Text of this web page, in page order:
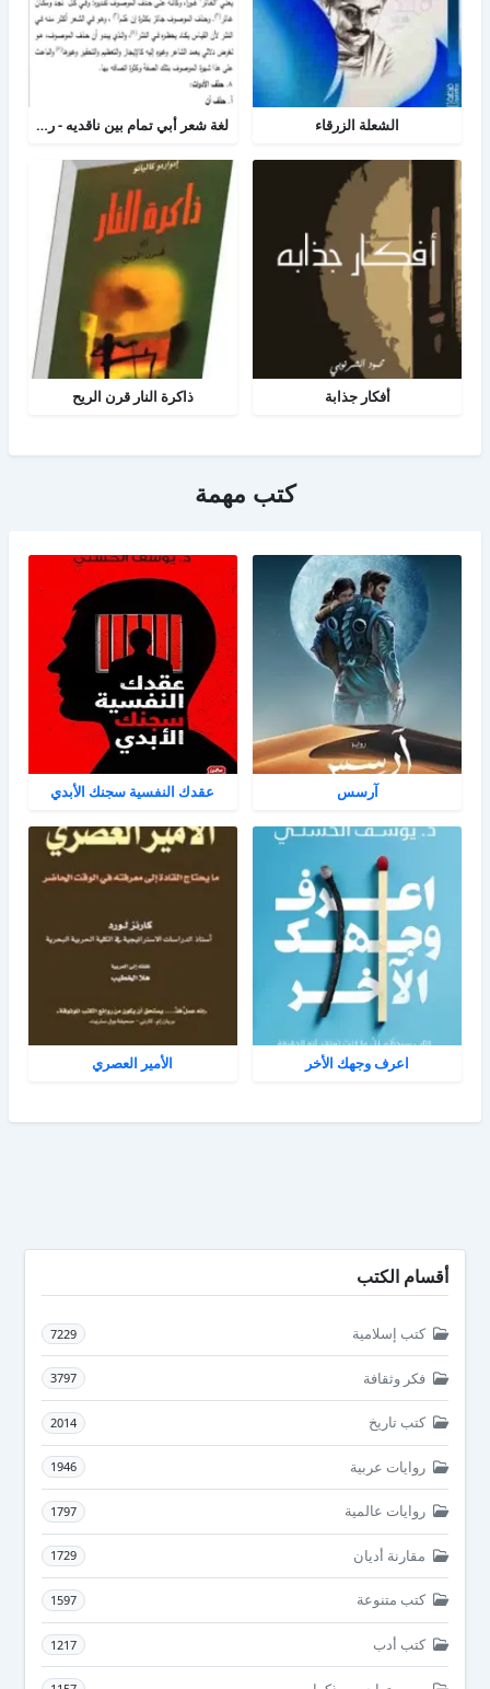
الشعلة الزرقاء لغة شعر أبي تمام بين ناقديه - رسالة لغه عربية
أفكار جذابة ذاكرة النار قرن الريح
كتب مهمة
آرسس عقدك النفسية سجنك الأبدي
اعرف وجهك الأخر الأمير العصري
أقسام الكتب
كتب إسلامية 7229
فكر وثقافة 3797
كتب تاريخ 2014
روايات عربية 1946
روايات عالمية 1797
مقارنة أديان 1729
كتب متنوعة 1597
كتب أدب 1217